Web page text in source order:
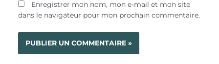
Enregistrer mon nom, mon e-mail et mon site
dans le navigateur pour mon prochain commentaire.